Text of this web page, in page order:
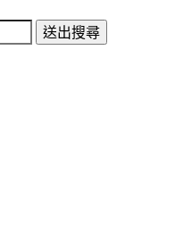
送出搜尋